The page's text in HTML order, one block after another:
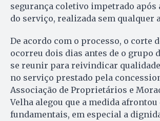
segurança coletivo impetrado após
do serviço, realizada sem qualquer
De acordo com o processo, o corte
ocorreu dois dias antes de o grupo
se reunir para reivindicar
no serviço prestado pela
Associação de Proprietários e
Velha alegou que a medida
fundamentais, em especial a